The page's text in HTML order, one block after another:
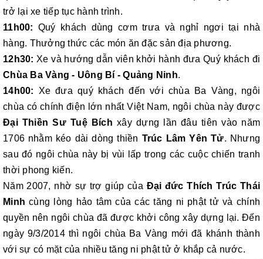
trở lại xe tiếp tục hành trình.
11h00: Quý khách dùng cơm trưa và nghỉ ngơi tại nhà
hàng. Thưởng thức các món ăn đặc sản địa phương.
12h30: Xe và hướng dẫn viên khởi hành đưa Quý khách đi
Chùa Ba Vàng - Uông Bí - Quảng Ninh.
14h00: Xe đưa quý khách đến với chùa Ba Vàng, ngôi
chùa có chính điện lớn nhất Việt Nam, ngôi chùa này được
Đại Thiền Sư Tuệ Bích xây dựng lần đâu tiên vào năm
1706 nhằm kéo dài dòng thiền Trúc Lâm Yên Tử. Nhưng
sau đó ngôi chùa này bị vùi lấp trong các cuộc chiến tranh
thời phong kiến.
Năm 2007, nhờ sự trợ giúp của Đại đức Thích Trúc Thái
Minh cùng lòng hảo tâm của các tăng ni phật tử và chính
quyền nên ngôi chùa đã được khởi công xây dựng lại. Đến
ngày 9/3/2014 thì ngôi chùa Ba Vàng mới đã khánh thành
với sự có mặt của nhiều tăng ni phật tử ở khắp cả nước.